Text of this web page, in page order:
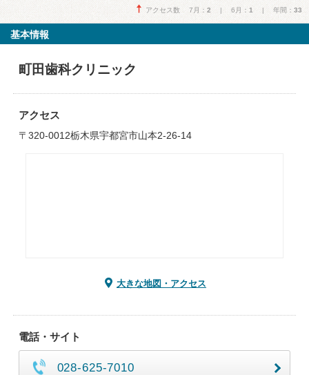
アクセス数 7月： 2 | 6月： 1 | 年間： 33
基本情報
町田歯科クリニック
アクセス
〒320-0012栃木県宇都宮市山本2-26-14
大きな地図・アクセス
電話・サイト
028-625-7010